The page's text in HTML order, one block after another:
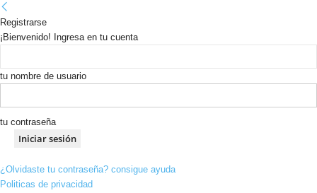
Registrarse
¡Bienvenido! Ingresa en tu cuenta
tu nombre de usuario
tu contraseña
¿Olvidaste tu contraseña? consigue ayuda
Politicas de privacidad